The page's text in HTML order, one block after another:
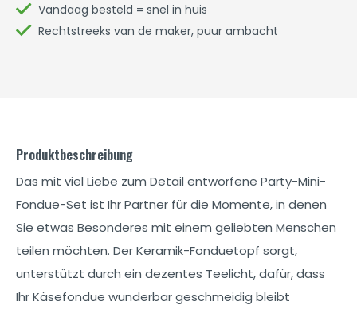
Vandaag besteld = snel in huis
Rechtstreeks van de maker, puur ambacht
Produktbeschreibung
Das mit viel Liebe zum Detail entworfene Party-Mini-
Fondue-Set ist Ihr Partner für die Momente, in denen
Sie etwas Besonderes mit einem geliebten Menschen
teilen möchten. Der Keramik-Fonduetopf sorgt,
unterstützt durch ein dezentes Teelicht, dafür, dass
Ihr Käsefondue wunderbar geschmeidig bleibt